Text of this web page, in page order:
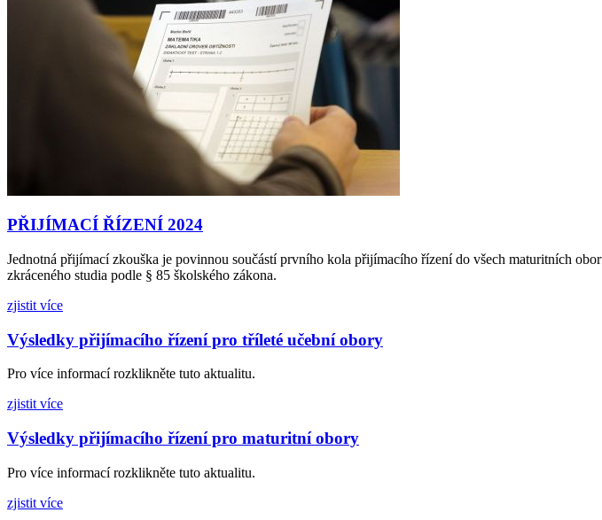
PŘIJÍMACÍ ŘÍZENÍ 2024
Jednotná přijímací zkouška je povinnou součástí prvního kola přijímacího řízení do všech maturitních
zkráceného studia podle § 85 školského zákona.
zjistit více
Výsledky přijímacího řízení pro tříleté učební obory
Pro více informací rozklikněte tuto aktualitu.
zjistit více
Výsledky přijímacího řízení pro maturitní obory
Pro více informací rozklikněte tuto aktualitu.
zjistit více